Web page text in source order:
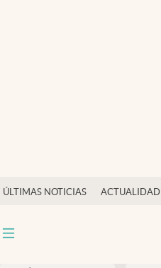
ÚLTIMAS NOTICIAS ACTUALIDAD
Opinión